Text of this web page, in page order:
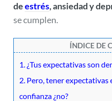
deestrés, ansiedad y
se cumplen.
ÍNDICE DE
1. ¿Tus expectativas son
2. Pero, tener expectativas
confianza ¿no?